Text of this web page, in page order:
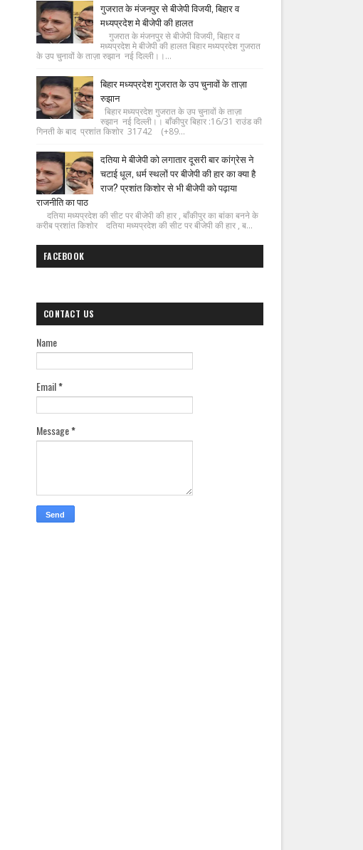
गुजरात के मंजनपुर से बीजेपी विजयी, बिहार व
मध्यप्रदेश मे बीजेपी की हालत
गुजरात के मंजनपुर से बीजेपी विजयी, बिहार व
मध्यप्रदेश मे बीजेपी की हालत बिहार मध्यप्रदेश गुजरात
के उप चुनावों के ताज़ा रुझान नई दिल्ली।।...
बिहार मध्यप्रदेश गुजरात के उप चुनावों के ताज़ा
रुझान
बिहार मध्यप्रदेश गुजरात के उप चुनावों के ताज़ा
रुझान नई दिल्ली।। बाँकीपुर बिहार :16/31 राउंड की
गिनती के बाद प्रशांत किशोर 31742 (+89...
दतिया मे बीजेपी को लगातार दूसरी बार कांग्रेस ने
चटाई धूल, धर्म स्थलों पर बीजेपी की हार का क्या है
राज? प्रशांत किशोर से भी बीजेपी को पढ़ाया
राजनीति का पाठ
दतिया मध्यप्रदेश की सीट पर बीजेपी की हार , बाँकीपुर का बांका बनने के
करीब प्रशांत किशोर दतिया मध्यप्रदेश की सीट पर बीजेपी की हार , ब...
FACEBOOK
CONTACT US
Name
Email*
Message*